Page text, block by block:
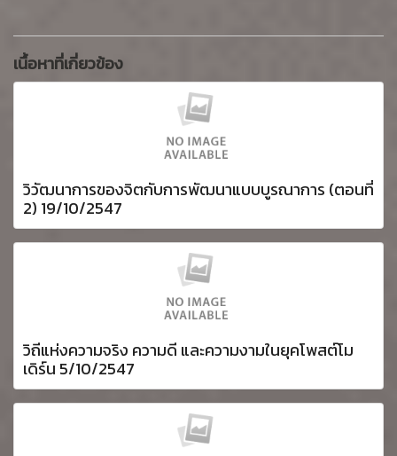
เนื้อหาที่เกี่ยวข้อง
วิวัฒนาการของจิตกับการพัฒนาแบบบูรณาการ (ตอนที่
2) 19/10/2547
วิถีแห่งความจริง ความดี และความงามในยุคโพสต์โม
เดิร์น 5/10/2547